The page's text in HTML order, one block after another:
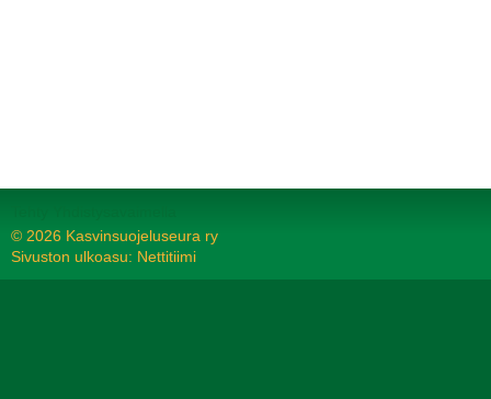
© 2026 Kasvinsuojeluseura ry
Sivuston ulkoasu: Nettitiimi